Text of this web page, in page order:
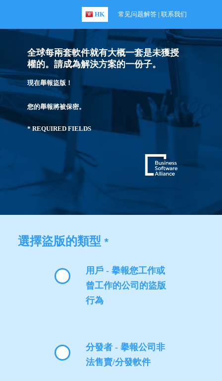
HK 常见问题解答 | 联系我们
全球每兩套軟件就有大概一套是未獲授
權的。請成為解決方案的一份子。
現在舉報盜版！
您的舉報將被保密。
* REQUIRED FIELDS
選擇盜版的類型 *
用戶 - 擧報您工作或
曾工作的公司的盜版
行為
分發者 - 擧報公司非
法售賣/分發軟件